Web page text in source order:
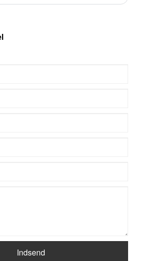
svinepest. Derfor er europæiske
Indsend